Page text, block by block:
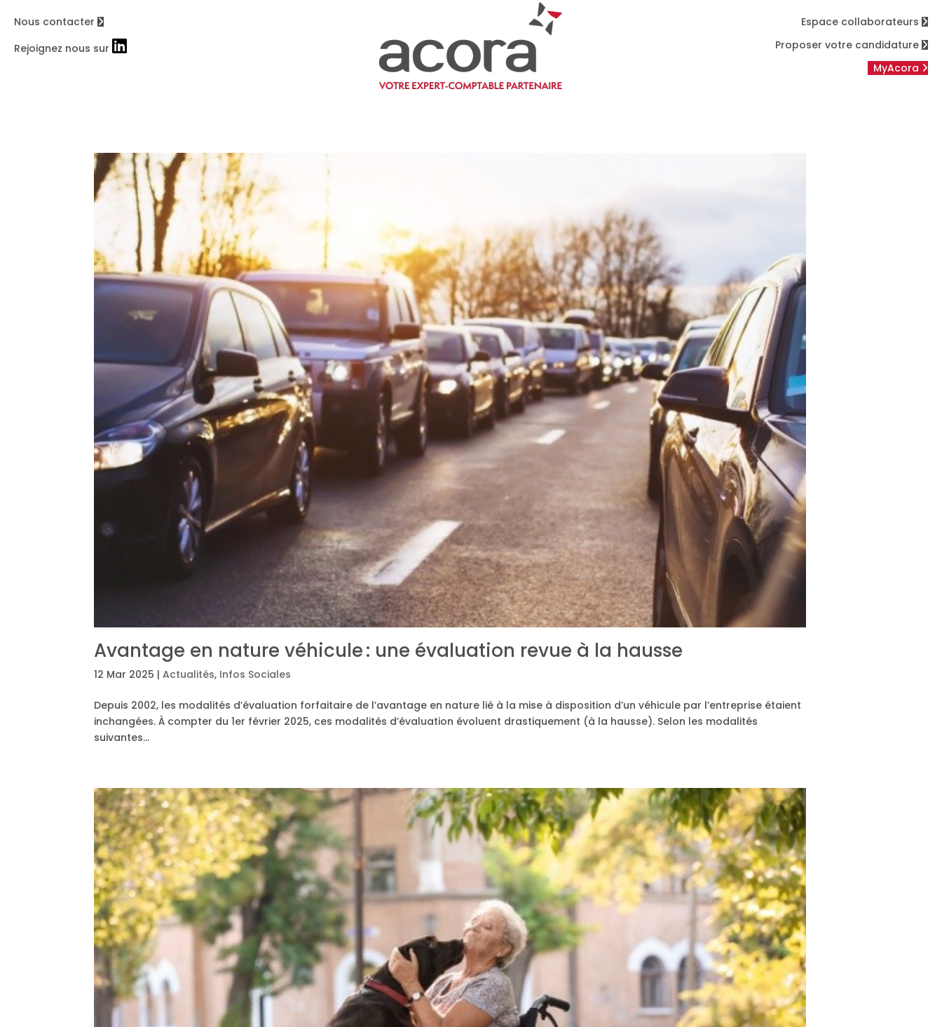
Nous contacter
Rejoignez nous sur
Espace collaborateurs
Proposer votre candidature
MyAcora
Avantage en nature véhicule : une évaluation revue à la hausse
12 Mar 2025 |Actualités, Infos Sociales
Depuis 2002, les modalités d’évaluation forfaitaire de l’avantage en nature lié à la mise à disposition d’un véhicule par l’entreprise étaient
inchangées. À compter du 1er février 2025, ces modalités d’évaluation évoluent drastiquement (à la hausse). Selon les modalités
suivantes…